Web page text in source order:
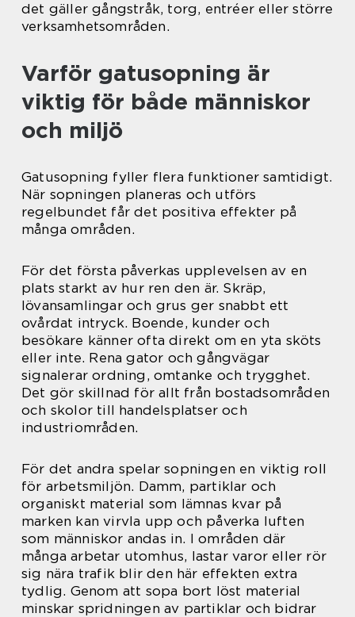
det gäller gångstråk, torg, entréer eller större
verksamhetsområden.
Varför gatusopning är
viktig för både människor
och miljö
Gatusopning fyller flera funktioner samtidigt.
När sopningen planeras och utförs
regelbundet får det positiva effekter på
många områden.
För det första påverkas upplevelsen av en
plats starkt av hur ren den är. Skräp,
lövansamlingar och grus ger snabbt ett
ovårdat intryck. Boende, kunder och
besökare känner ofta direkt om en yta sköts
eller inte. Rena gator och gångvägar
signalerar ordning, omtanke och trygghet.
Det gör skillnad för allt från bostadsområden
och skolor till handelsplatser och
industriområden.
För det andra spelar sopningen en viktig roll
för arbetsmiljön. Damm, partiklar och
organiskt material som lämnas kvar på
marken kan virvla upp och påverka luften
som människor andas in. I områden där
många arbetar utomhus, lastar varor eller rör
sig nära trafik blir den här effekten extra
tydlig. Genom att sopa bort löst material
minskar spridningen av partiklar och bidrar